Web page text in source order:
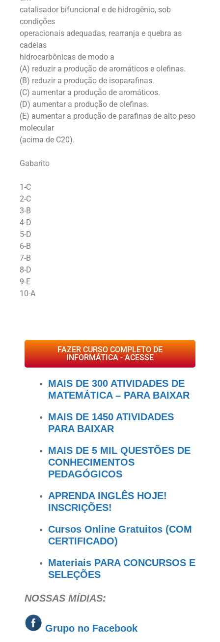
catalisador bifuncional e de hidrogênio, sob
condições
operacionais adequadas, rearranja e quebra as
cadeias
hidrocarbônicas de modo a
(A) reduzir a produção de aromáticos e olefinas.
(B) reduzir a produção de isoparafinas.
(C) aumentar a produção de aromáticos.
(D) aumentar a produção de olefinas.
(E) aumentar a produção de parafinas de alto peso
molecular
(acima de C20).
Gabarito
1-C
2-C
3-B
4-D
5-D
6-B
7-B
8-D
9-E
10-A
FAZER CURSO COMPLETO DE
INFORMÁTICA - ACESSE
MAIS DE 300 ATIVIDADES DE
MATEMÁTICA – PARA BAIXAR
MAIS DE 1450 ATIVIDADES
PARA BAIXAR
MAIS DE 5 MIL QUESTÕES DE
CONHECIMENTOS
PEDAGÓGICOS
APRENDA INGLÊS HOJE!
INSCRIÇÕES!
Cursos Online Gratuitos (COM
CERTIFICADO)
Materiais PARA CONCURSOS E
SELEÇÕES
NOSSAS MÍDIAS:
Grupo no Facebook